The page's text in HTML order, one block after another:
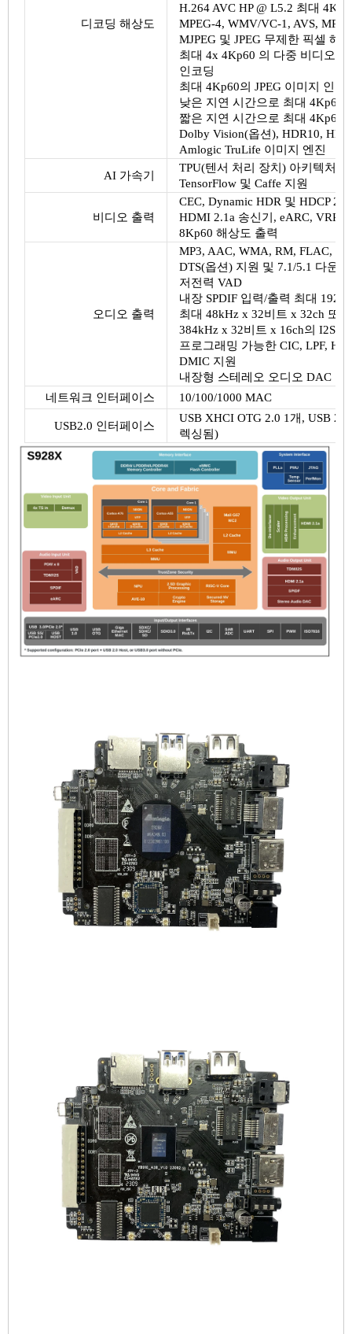
디코딩 해상도
H.264 AVC HP @ L5.2 최대
MPEG-4, WMV/VC-1, AVS,
MJPEG 및 JPEG 무제한 픽셀 해
최대 4x 4Kp60 의 다중 비디오
인코딩
최대 4Kp60의 JPEG 이미지 인코
낮은 지연 시간으로 최대 4Kp60
짧은 지연 시간으로 최대 4Kp60
Dolby Vision(옵션), HDR10,
Amlogic TruLife 이미지 엔진
AI 가속기
TPU(텐서 처리 장치) 아키텍처
TensorFlow 및 Caffe 지원
비디오 출력
CEC, Dynamic HDR 및 HDCP
HDMI 2.1a 송신기, eARC, VRR,
8Kp60 해상도 출력
오디오 출력
MP3, AAC, WMA, RM, FLAC,
DTS(옵션) 지원 및 7.1/5.1 다운
저전력 VAD
내장 SPDIF 입력/출력 최대
최대 48kHz x 32비트 x 32ch 또
384kHz x 32비트 x 16ch의 I2S
프로그래밍 가능한 CIC, LPF,
DMIC 지원
내장형 스테레오 오디오 DAC
네트워크 인터페이스
10/100/1000 MAC
USB2.0 인터페이스
USB XHCI OTG 2.0 1개, USB
렉싱됨)